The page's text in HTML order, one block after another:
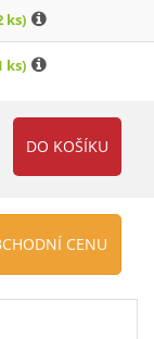
ks)
ks)
CENU